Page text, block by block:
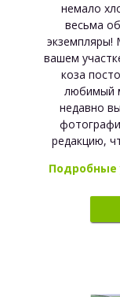
немало
весьма
экземпляры!
вашем
коза
любимый
недавно
редакцию,
Подробные